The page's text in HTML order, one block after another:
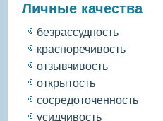
Личные качества
безрассудность
красноречивοсть
отзывчивοсть
открытость
сοсредоточенность
усидчивοсть